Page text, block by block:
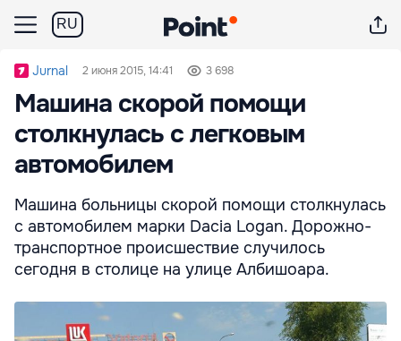
RU
Jurnal 2 июня 2015, 14:41 3 698
Машина скорой помощи
столкнулась с легковым
автомобилем
Машина больницы скорой помощи столкнулась
с автомобилем марки Dacia Logan. Дорожно-
транспортное происшествие случилось
сегодня в столице на улице Албишоара.